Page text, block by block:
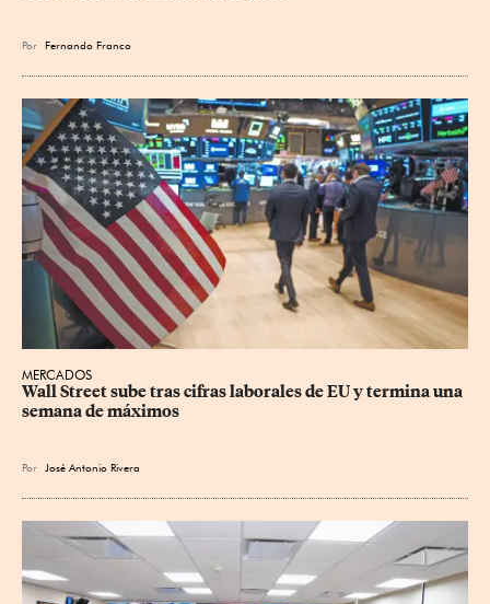
Por Fernando Franco
MERCADOS
Wall Street sube tras cifras laborales de EU y termina una
semana de máximos
Por José Antonio Rivera